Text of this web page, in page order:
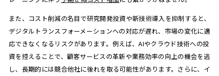
また、コスト削減の名目で研究開発投資や新技術導入を抑制すると、
デジタルトランスフォーメーションへの対応が遅れ、市場の変化に適
応できなくなるリスクがあります。例えば、AIやクラウド技術への投
資を控えることで、顧客サービスの革新や業務効率の向上の機会を逃
し、長期的には競合他社に後れを取る可能性があります。さらに、イ